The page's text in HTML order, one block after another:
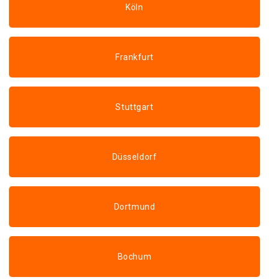
Köln
Frankfurt
Stuttgart
Düsseldorf
Dortmund
Bochum